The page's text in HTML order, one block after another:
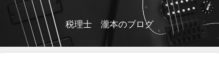
税理士 瀧本のブログ